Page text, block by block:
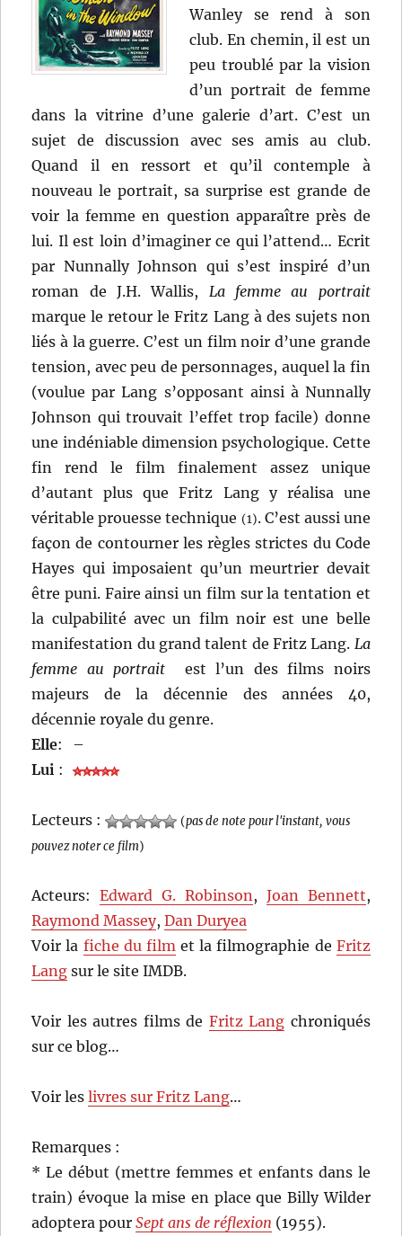
Wanley se rend à son
club. En chemin, il est un
peu troublé par la vision
d’un portrait de femme
dans la vitrine d’une galerie d’art. C’est un
sujet de discussion avec ses amis au club.
Quand il en ressort et qu’il contemple à
nouveau le portrait, sa surprise est grande de
voir la femme en question apparaître près de
lui. Il est loin d’imaginer ce qui l’attend… Ecrit
par Nunnally Johnson qui s’est inspiré d’un
roman de J.H. Wallis, La femme au portrait
marque le retour le Fritz Lang à des sujets non
liés à la guerre. C’est un film noir d’une grande
tension, avec peu de personnages, auquel la fin
(voulue par Lang s’opposant ainsi à Nunnally
Johnson qui trouvait l’effet trop facile) donne
une indéniable dimension psychologique. Cette
fin rend le film finalement assez unique
d’autant plus que Fritz Lang y réalisa une
véritable prouesse technique (1). C’est aussi une
façon de contourner les règles strictes du Code
Hayes qui imposaient qu’un meurtrier devait
être puni. Faire ainsi un film sur la tentation et
la culpabilité avec un film noir est une belle
manifestation du grand talent de Fritz Lang. La
femme au portrait est l’un des films noirs
majeurs de la décennie des années 40,
décennie royale du genre.
Elle:
–
Lui :
Lecteurs : (pas de note pour l'instant, vous
pouvez noter ce film)
Acteurs:Edward G. Robinson, Joan Bennett,
Raymond Massey,Dan Duryea
Voir la fiche du filmet la filmographie de Fritz
Lang sur le site IMDB.
Voir les autres films de Fritz Lang chroniqués
sur ce blog…
Voir leslivres sur Fritz Lang…
Remarques :
* Le début (mettre femmes et enfants dans le
train) évoque la mise en place que Billy Wilder
adoptera pourSept ans de réflexion (1955).